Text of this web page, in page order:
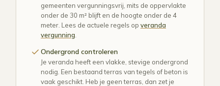
gemeenten vergunningsvrij, mits de oppervlakte
onder de 30 m² blijft en de hoogte onder de 4
meter. Lees de actuele regels op veranda
vergunning
Ondergrond controleren
Je veranda heeft een vlakke, stevige ondergrond
nodig. Een bestaand terras van tegels of beton is
vaak geschikt. Heb je geen terras, dan zet je